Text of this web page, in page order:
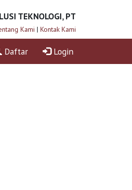
TEKNOLOGI, PT
Kami | Kontak Kami
Daftar Login